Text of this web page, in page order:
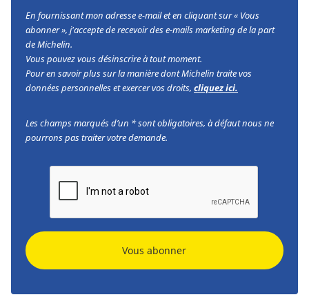
En fournissant mon adresse e-mail et en cliquant sur « Vous
abonner », j'accepte de recevoir des e-mails marketing de la part
de Michelin.
Vous pouvez vous désinscrire à tout moment.
Pour en savoir plus sur la manière dont Michelin traite vos
données personnelles et exercer vos droits,cliquez ici.
Les champs marqués d’un * sont obligatoires, à défaut nous ne
pourrons pas traiter votre demande.
Vous abonner